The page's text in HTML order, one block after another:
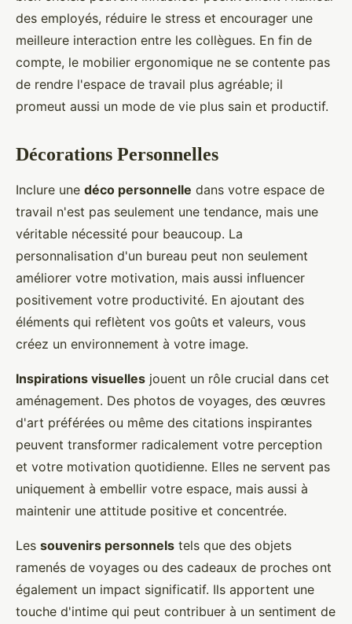
des employés, réduire le stress et encourager une
meilleure interaction entre les collègues. En fin de
compte, le mobilier ergonomique ne se contente pas
de rendre l'espace de travail plus agréable; il
promeut aussi un mode de vie plus sain et productif.
Décorations Personnelles
Inclure une déco personnelle dans votre espace de
travail n'est pas seulement une tendance, mais une
véritable nécessité pour beaucoup. La
personnalisation d'un bureau peut non seulement
améliorer votre motivation, mais aussi influencer
positivement votre productivité. En ajoutant des
éléments qui reflètent vos goûts et valeurs, vous
créez un environnement à votre image.
Inspirations visuelles jouent un rôle crucial dans cet
aménagement. Des photos de voyages, des œuvres
d'art préférées ou même des citations inspirantes
peuvent transformer radicalement votre perception
et votre motivation quotidienne. Elles ne servent pas
uniquement à embellir votre espace, mais aussi à
maintenir une attitude positive et concentrée.
Les souvenirs personnels tels que des objets
ramenés de voyages ou des cadeaux de proches ont
également un impact significatif. Ils apportent une
touche d'intime qui peut contribuer à un sentiment de